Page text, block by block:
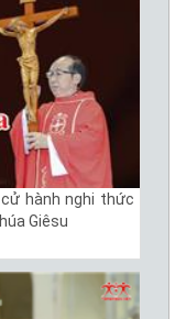
hành nghi thức
Giêsu